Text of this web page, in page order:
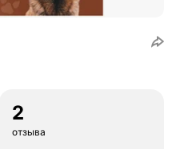
2
отзыва